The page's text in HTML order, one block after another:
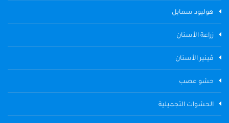
هوليود سمايل
زراعة الأسنان
ڤينير الأسنان
حشو عصب
الحشوات التجميلية